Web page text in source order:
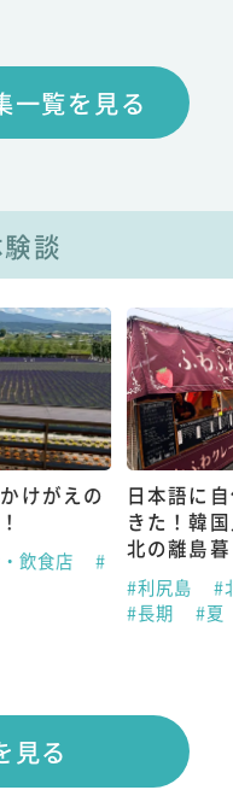
一覧を見る
談
けがえの
飲食店
#
日本語に
きた！韓
北の離島
#利尻島
#
#長期
#夏
見る